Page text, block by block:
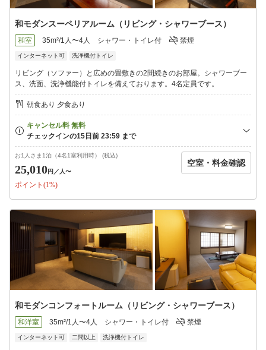
草津温泉バスターミナルのみ承ります。
す。
他のお客様の送迎等ですぐにお迎えに行けない場合など
多少お待たせしてしまうこともあります。あらかじめご了承くだ
さい。
予約時など事前にご連絡いただけると助かります。
和モダンスーペリアルーム（リビング・シャワーブース）
和室 35m²/1人〜4人 シャワー・トイレ付 禁煙
インターネット可 洗浄機付トイレ
リビング（ソファー）と広めの畳敷きの2間続きのお部屋。シャワーブー
ス、洗面、洗浄機能付トイレを備えております。4名定員です。
朝食あり 夕食あり
お1人さま1泊（4名1室利用時） (税込)
25,010円 ／人〜
ポイント(1%)
空室・料金確認
和モダンコンフォートルーム（リビング・シャワーブース）
和洋室 35m²/1人〜4人 シャワー・トイレ付 禁煙
インターネット可 二間以上 洗浄機付トイレ